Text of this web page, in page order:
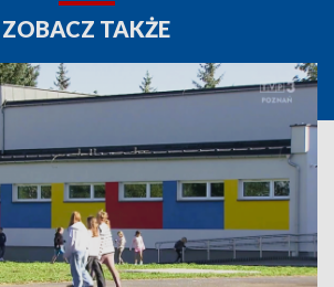
ZOBACZ TAKŻE